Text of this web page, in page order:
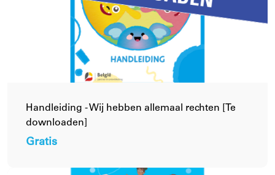
Handleiding - Wij hebben allemaal rechten [Te
downloaden]
Gratis